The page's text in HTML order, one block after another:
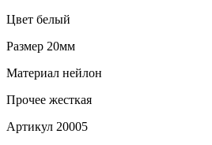
Цвет белый
Размер 20мм
Материал нейлон
Прочее жесткая
Артикул 20005